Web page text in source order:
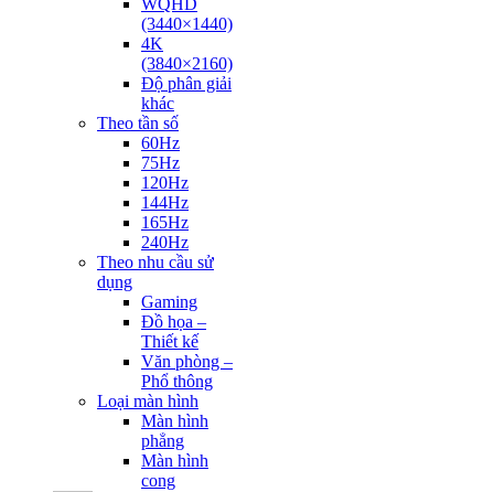
WQHD
(3440×1440)
4K
(3840×2160)
Độ phân giải
khác
Theo tần số
60Hz
75Hz
120Hz
144Hz
165Hz
240Hz
Theo nhu cầu sử
dụng
Gaming
Đồ họa –
Thiết kế
Văn phòng –
Phổ thông
Loại màn hình
Màn hình
phẳng
Màn hình
cong